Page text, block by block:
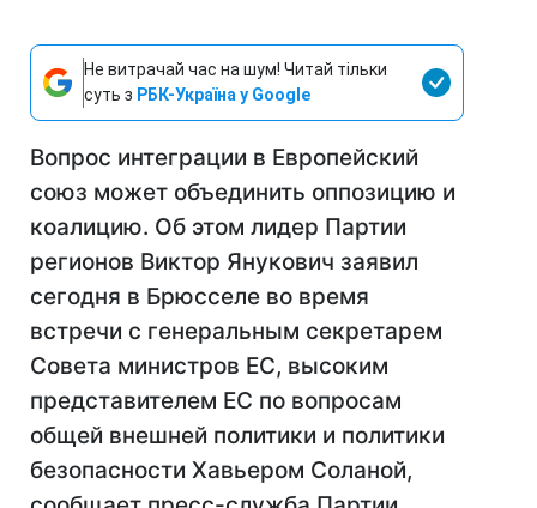
Не витрачай час на шум! Читай тільки
суть з РБК-Україна у Google
Вопрос интеграции в Европейский
союз может объединить оппозицию и
коалицию. Об этом лидер Партии
регионов Виктор Янукович заявил
сегодня в Брюсселе во время
встречи с генеральным секретарем
Совета министров ЕС, высоким
представителем ЕС по вопросам
общей внешней политики и политики
безопасности Хавьером Соланой,